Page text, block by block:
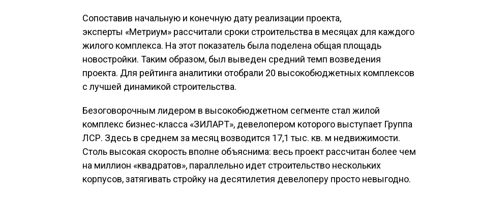
Сопоставив начальную и конечную дату реализации проекта,
эксперты «Метриум» рассчитали сроки строительства в месяцах для каждого
жилого комплекса. На этот показатель была поделена общая площадь
новостройки. Таким образом, был выведен средний темп возведения
проекта. Для рейтинга аналитики отобрали 20 высокобюджетных комплексов
с лучшей динамикой строительства.
Безоговорочным лидером в высокобюджетном сегменте стал жилой
комплекс бизнес-класса «ЗИЛАРТ», девелопером которого выступает Группа
ЛСР. Здесь в среднем за месяц возводится 17,1 тыс. кв. м недвижимости.
Столь высокая скорость вполне объяснима: весь проект рассчитан более чем
на миллион «квадратов», параллельно идет строительство нескольких
корпусов, затягивать стройку на десятилетия девелоперу просто невыгодно.